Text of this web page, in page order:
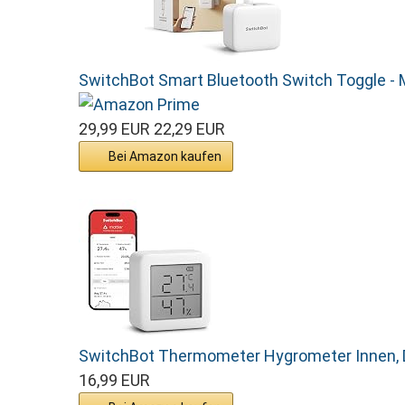
SwitchBot Smart Bluetooth Switch Toggle -
29,99 EUR 22,29 EUR
Bei Amazon kaufen
SwitchBot Thermometer Hygrometer Innen,
16,99 EUR